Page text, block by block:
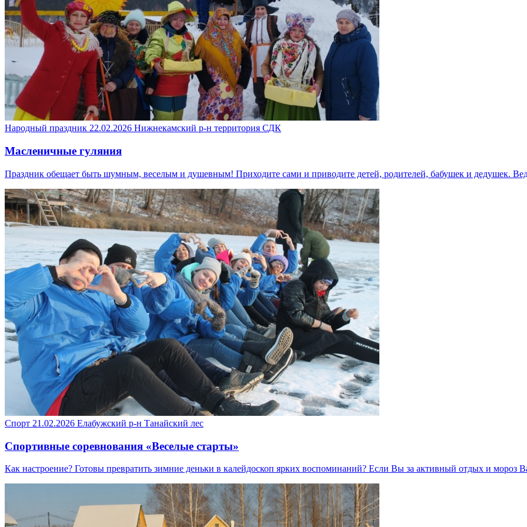
Народный праздник 22.02.2026 Нижнекамский р-н территория СДК
Масленичные гуляния
Праздник обещает быть шумным, веселым и душевным! Приходите сами и приводите детей, родителей, бабушек и дедушек.
Спорт 21.02.2026 Елабужский р-н Танайский лес
Спортивные соревнования «Веселые старты»
Как настроение? Готовы превратить зимние деньки в калейдоскоп ярких воспоминаний? Если Вы за активный отдых и мороз